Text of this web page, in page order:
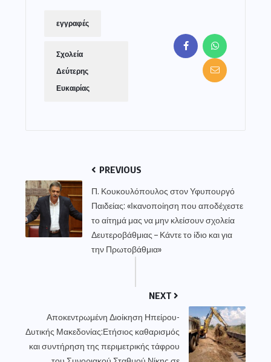
εγγραφές
Σχολεία
Δεύτερης
Ευκαιρίας
PREVIOUS
Π. Κουκουλόπουλος στον Υφυπουργό
Παιδείας: «Ικανοποίηση που αποδέχεστε
το αίτημά μας να μην κλείσουν σχολεία
Δευτεροβάθμιας – Κάντε το ίδιο και για
την Πρωτοβάθμια»
NEXT
Αποκεντρωμένη Διοίκηση Ηπείρου-
Δυτικής Μακεδονίας:Ετήσιος καθαρισμός
και συντήρηση της περιμετρικής τάφρου